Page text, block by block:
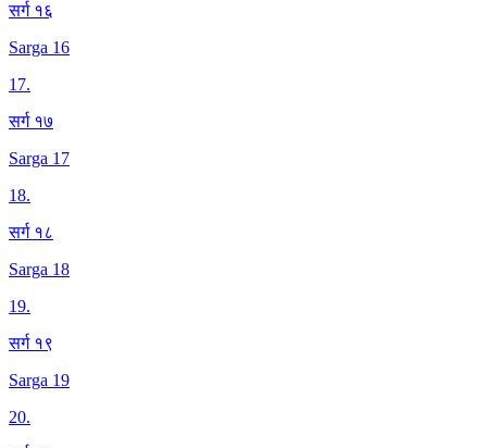
सर्ग १६
Sarga 16
17.
सर्ग १७
Sarga 17
18.
सर्ग १८
Sarga 18
19.
सर्ग १९
Sarga 19
20.